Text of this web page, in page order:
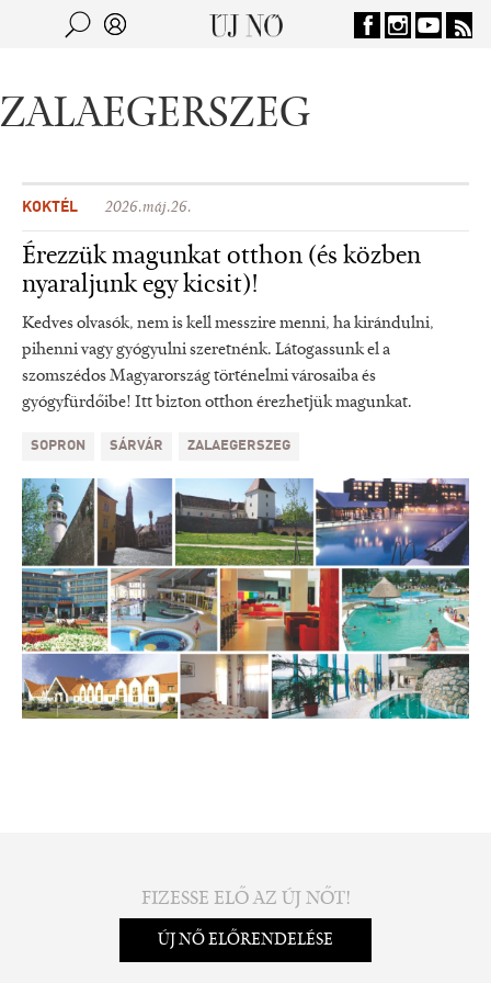
Jump to navigation
ZALAEGERSZEG
KOKTÉL 2026.máj.26.
Érezzük magunkat otthon (és közben
nyaraljunk egy kicsit)!
Kedves olvasók, nem is kell messzire menni, ha kirándulni,
pihenni vagy gyógyulni szeretnénk. Látogassunk el a
szomszédos Magyarország történelmi városaiba és
gyógyfürdőibe! Itt bizton otthon érezhetjük magunkat.
SOPRON SÁRVÁR ZALAEGERSZEG
FIZESSE ELŐ AZ ÚJ NŐT!
ÚJ NŐ ELŐRENDELÉSE